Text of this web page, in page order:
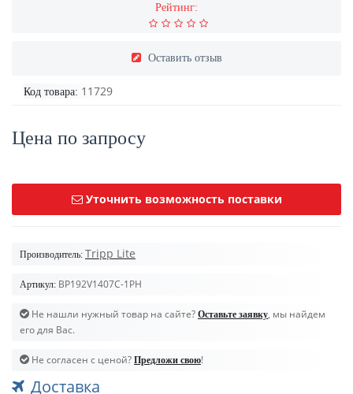
Рейтинг:
Оставить отзыв
Код товара: 11729
Цена по запросу
Уточнить возможность поставки
Производитель: Tripp Lite
Артикул: BP192V1407C-1PH
Не нашли нужный товар на сайте? Оставьте заявку, мы найдем
его для Вас.
Не согласен с ценой? Предложи свою!
Доставка